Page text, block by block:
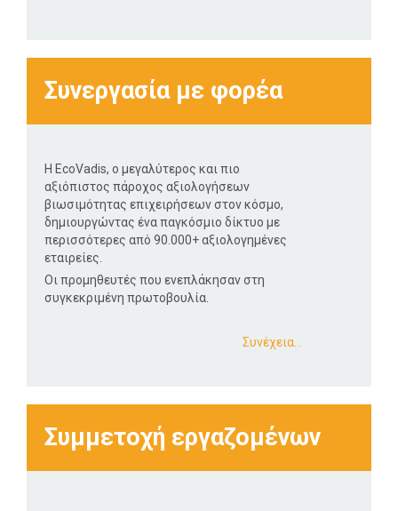
Συνεργασία με φορέα
Η EcoVadis, ο μεγαλύτερος και πιο
αξιόπιστος πάροχος αξιολογήσεων
βιωσιμότητας επιχειρήσεων στον κόσμο,
δημιουργώντας ένα παγκόσμιο δίκτυο με
περισσότερες από 90.000+ αξιολογημένες
εταιρείες.
Οι προμηθευτές που ενεπλάκησαν στη
συγκεκριμένη πρωτοβουλία.
Συνέχεια…
Συμμετοχή εργαζομένων